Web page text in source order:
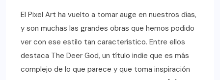
El Pixel Art ha vuelto a tomar auge en nuestros días,
y son muchas las grandes obras que hemos podido
ver con ese estilo tan característico. Entre ellos
destaca The Deer God, un título indie que es más
complejo de lo que parece y que toma inspiración